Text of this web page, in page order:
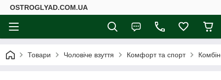
ОSTROGLYAD.СOM.UA
Товари Чоловіче взуття Комфорт та спорт